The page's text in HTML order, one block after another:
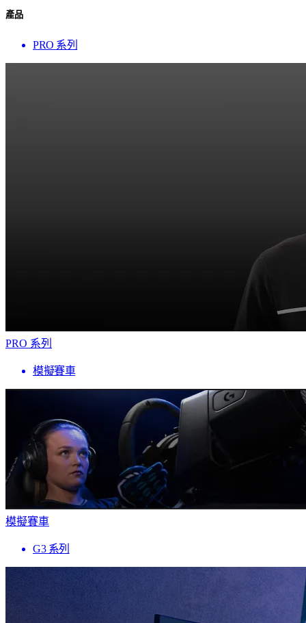
產品
PRO 系列
PRO 系列
模擬賽車
模擬賽車
G3 系列